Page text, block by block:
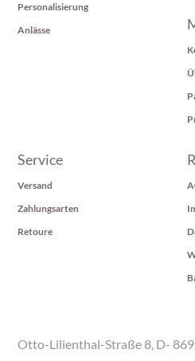
Personalisierung
Anlässe
Service
Versand
Zahlungsarten
Retoure
Otto-Lilienthal-Straße 8, D-